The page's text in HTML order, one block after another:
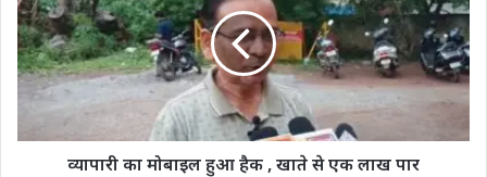
हुआ
हैक
,
एक
व्यापारी का मोबाइल हुआ हैक , खाते से एक लाख पार